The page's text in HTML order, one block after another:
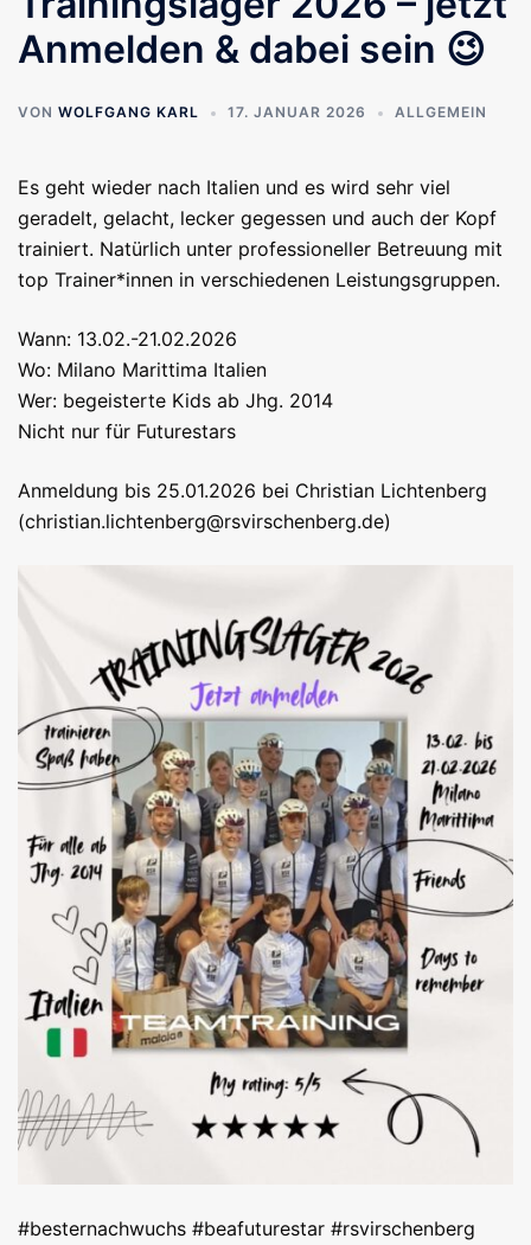
Anmelden & dabei sein 😉
VON WOLFGANG KARL 17. JANUAR 2026 ALLGEMEIN
Es geht wieder nach Italien und es wird sehr viel
geradelt, gelacht, lecker gegessen und auch der Kopf
trainiert. Natürlich unter professioneller Betreuung mit
top Trainer*innen in verschiedenen Leistungsgruppen.
Wann: 13.02.-21.02.2026
Wo: Milano Marittima Italien
Wer: begeisterte Kids ab Jhg. 2014
Nicht nur für Futurestars
Anmeldung bis 25.01.2026 bei Christian Lichtenberg
(christian.lichtenberg@rsvirschenberg.de)
#besternachwuchs #beafuturestar #rsvirschenberg